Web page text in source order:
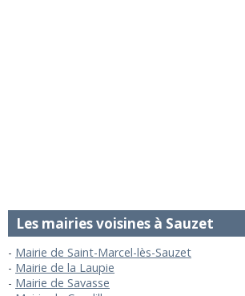
Les mairies voisines à Sauzet
Mairie de Saint-Marcel-lès-Sauzet
Mairie de la Laupie
Mairie de Savasse